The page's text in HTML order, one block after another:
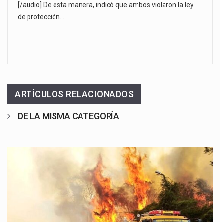
[/audio] De esta manera, indicó que ambos violaron la ley
de protección…
ARTÍCULOS RELACIONADOS
DE LA MISMA CATEGORÍA